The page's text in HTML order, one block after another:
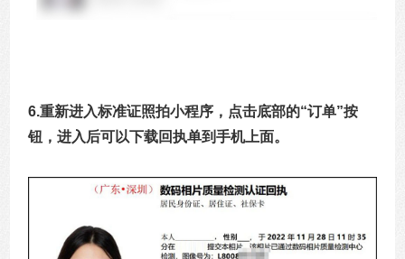
6.重新进入标准证照拍小程序，点击底部的“订单”按
钮，进入后可以下载回执单到手机上面。